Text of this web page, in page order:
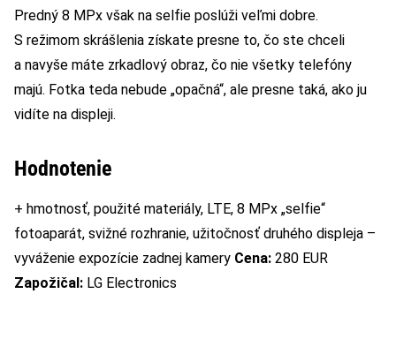
Predný 8 MPx však na selfie poslúži veľmi dobre.
S režimom skrášlenia získate presne to, čo ste chceli
a navyše máte zrkadlový obraz, čo nie všetky telefóny
majú. Fotka teda nebude „opačná“, ale presne taká, ako ju
vidíte na displeji.
Hodnotenie
+ hmotnosť, použité materiály, LTE, 8 MPx „selfie“
fotoaparát, svižné rozhranie, užitočnosť druhého displeja –
vyváženie expozície zadnej kamery Cena: 280 EUR
Zapožičal: LG Electronics